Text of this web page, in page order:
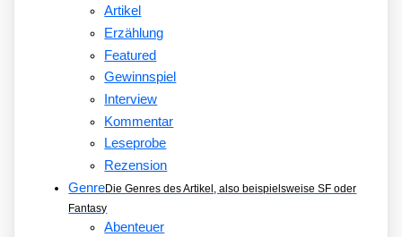
Artikel
Erzählung
Featured
Gewinnspiel
Interview
Kommentar
Leseprobe
Rezension
GenreDie Genres des Artikel, also beispielsweise SF oder
Fantasy
Abenteuer